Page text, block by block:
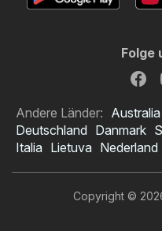
Folge
Andere Länder: Australia
Deutschland Danmark
Italia Lietuva Nederland
Copyright ©